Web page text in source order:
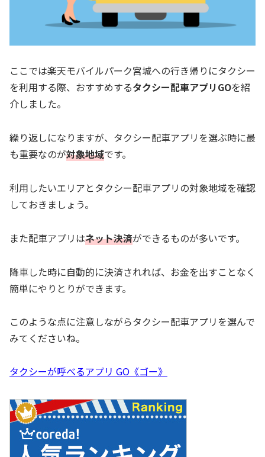
ここでは楽天モバイルパーク宮城への行き帰りにタクシー
を利用する際、おすすめするタクシー配車アプリGOを紹
介しました。
繰り返しになりますが、タクシー配車アプリを選ぶ時に最
も重要なのが対象地域です。
利用したいエリアとタクシー配車アプリの対象地域を確認
しておきましょう。
また配車アプリはネット決済ができるものが多いです。
降車した時に自動的に決済されれば、お金を出すことなく
簡単にやりとりができます。
このような点に注意しながらタクシー配車アプリを選んで
みてくださいね。
タクシーが呼べるアプリ GO《ゴー》